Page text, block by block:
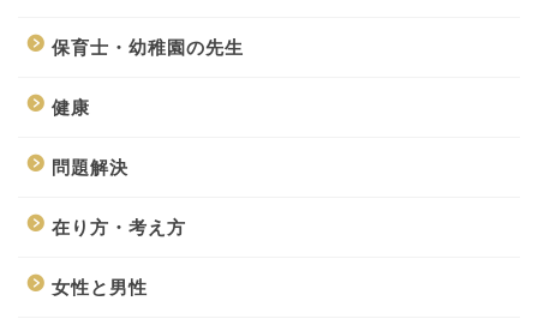
保育士・幼稚園の先生
健康
問題解決
在り方・考え方
女性と男性